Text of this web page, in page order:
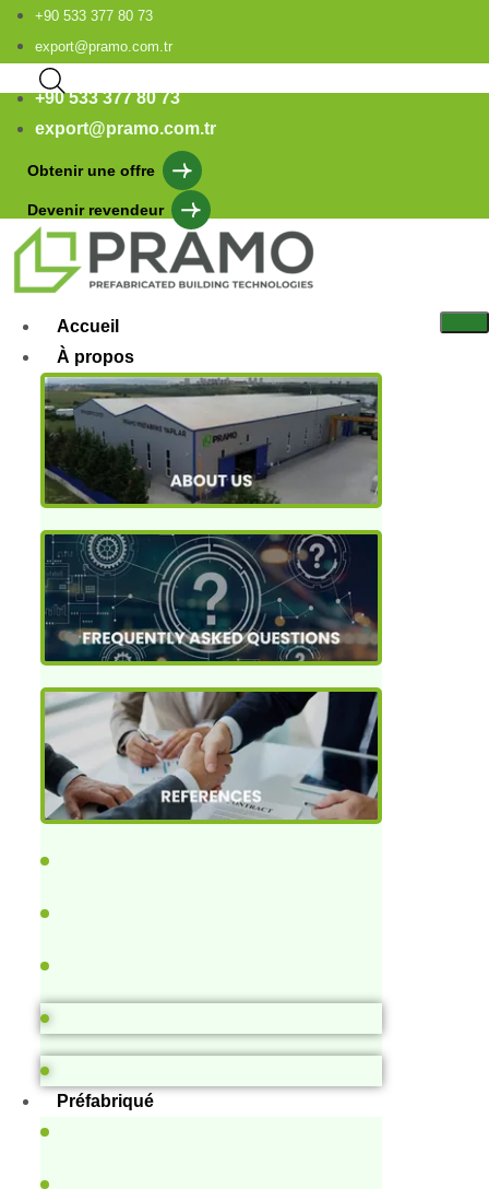
+90 533 377 80 73
export@pramo.com.tr
+90 533 377 80 73
export@pramo.com.tr
Obtenir une offre
Devenir revendeur
Accueil
À propos
Préfabriqué